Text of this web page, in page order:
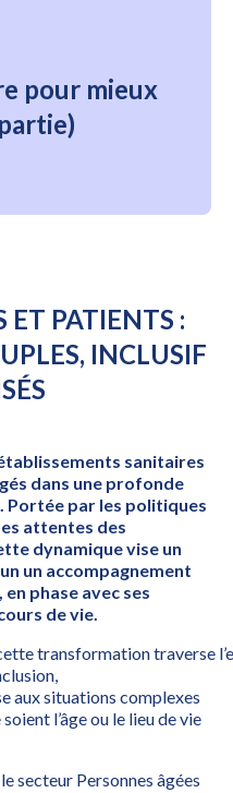
pour mieux
ET PATIENTS :
INCLUSIF
sanitaires
dans une profonde
par les politiques
attentes des
dynamique vise un
un accompagnement
phase avec ses
de vie.
transformation traverse
aux situations complexes
l’âge ou le lieu de vie
secteur Personnes âgées